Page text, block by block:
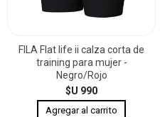
FILA Flat life ii calza corta de
training para mujer -
Negro/Rojo
$U 990